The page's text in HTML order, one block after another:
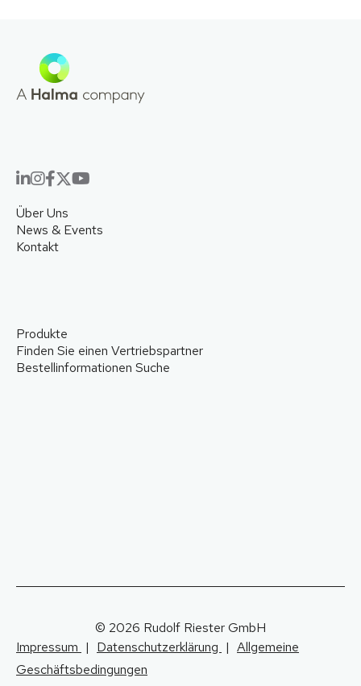
Über Uns
News & Events
Kontakt
Produkte
Finden Sie einen Vertriebspartner
Bestellinformationen Suche
© 2026 Rudolf Riester GmbH
Impressum | Datenschutzerklärung | Allgemeine
Geschäftsbedingungen